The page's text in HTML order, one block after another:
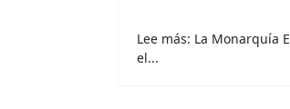
Lee más: La Monarquía
el...